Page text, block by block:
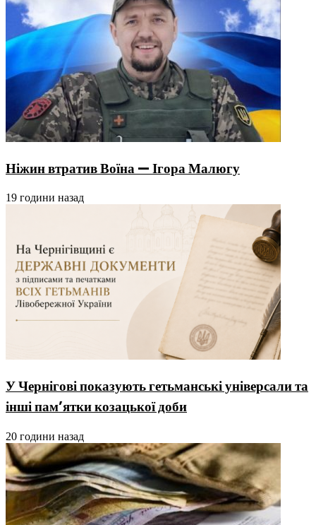
Ніжин втратив Воїна — Ігора Малюгу
19 години назад
У Чернігові показують гетьманські універсали та
інші пам’ятки козацької доби
20 години назад